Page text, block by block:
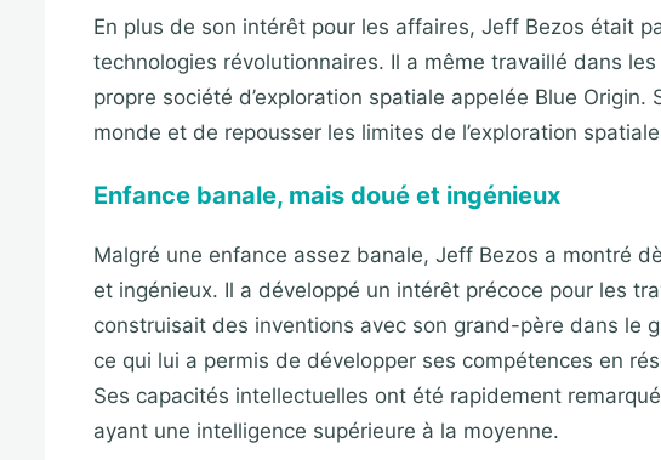
En plus de son intérêt pour les affaires, Jeff Bezos était
technologies révolutionnaires. Il a même travaillé dans
propre société d’exploration spatiale appelée Blue
monde et de repousser les limites de l’exploration
Enfance banale, mais doué et ingénieux
Malgré une enfance assez banale, Jeff Bezos a montré
et ingénieux. Il a développé un intérêt précoce pour les
construisait des inventions avec son grand-père dans le
ce qui lui a permis de développer ses compétences en
Ses capacités intellectuelles ont été rapidement
ayant une intelligence supérieure à la moyenne.